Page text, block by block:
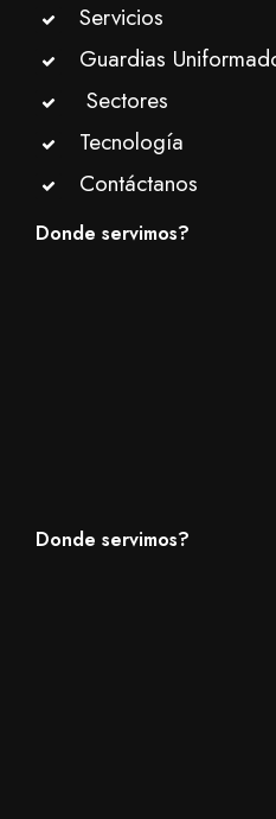
Servicios
Guardias
Sectores
Tecnología
Contáctanos
Donde servimos?
Donde servimos?